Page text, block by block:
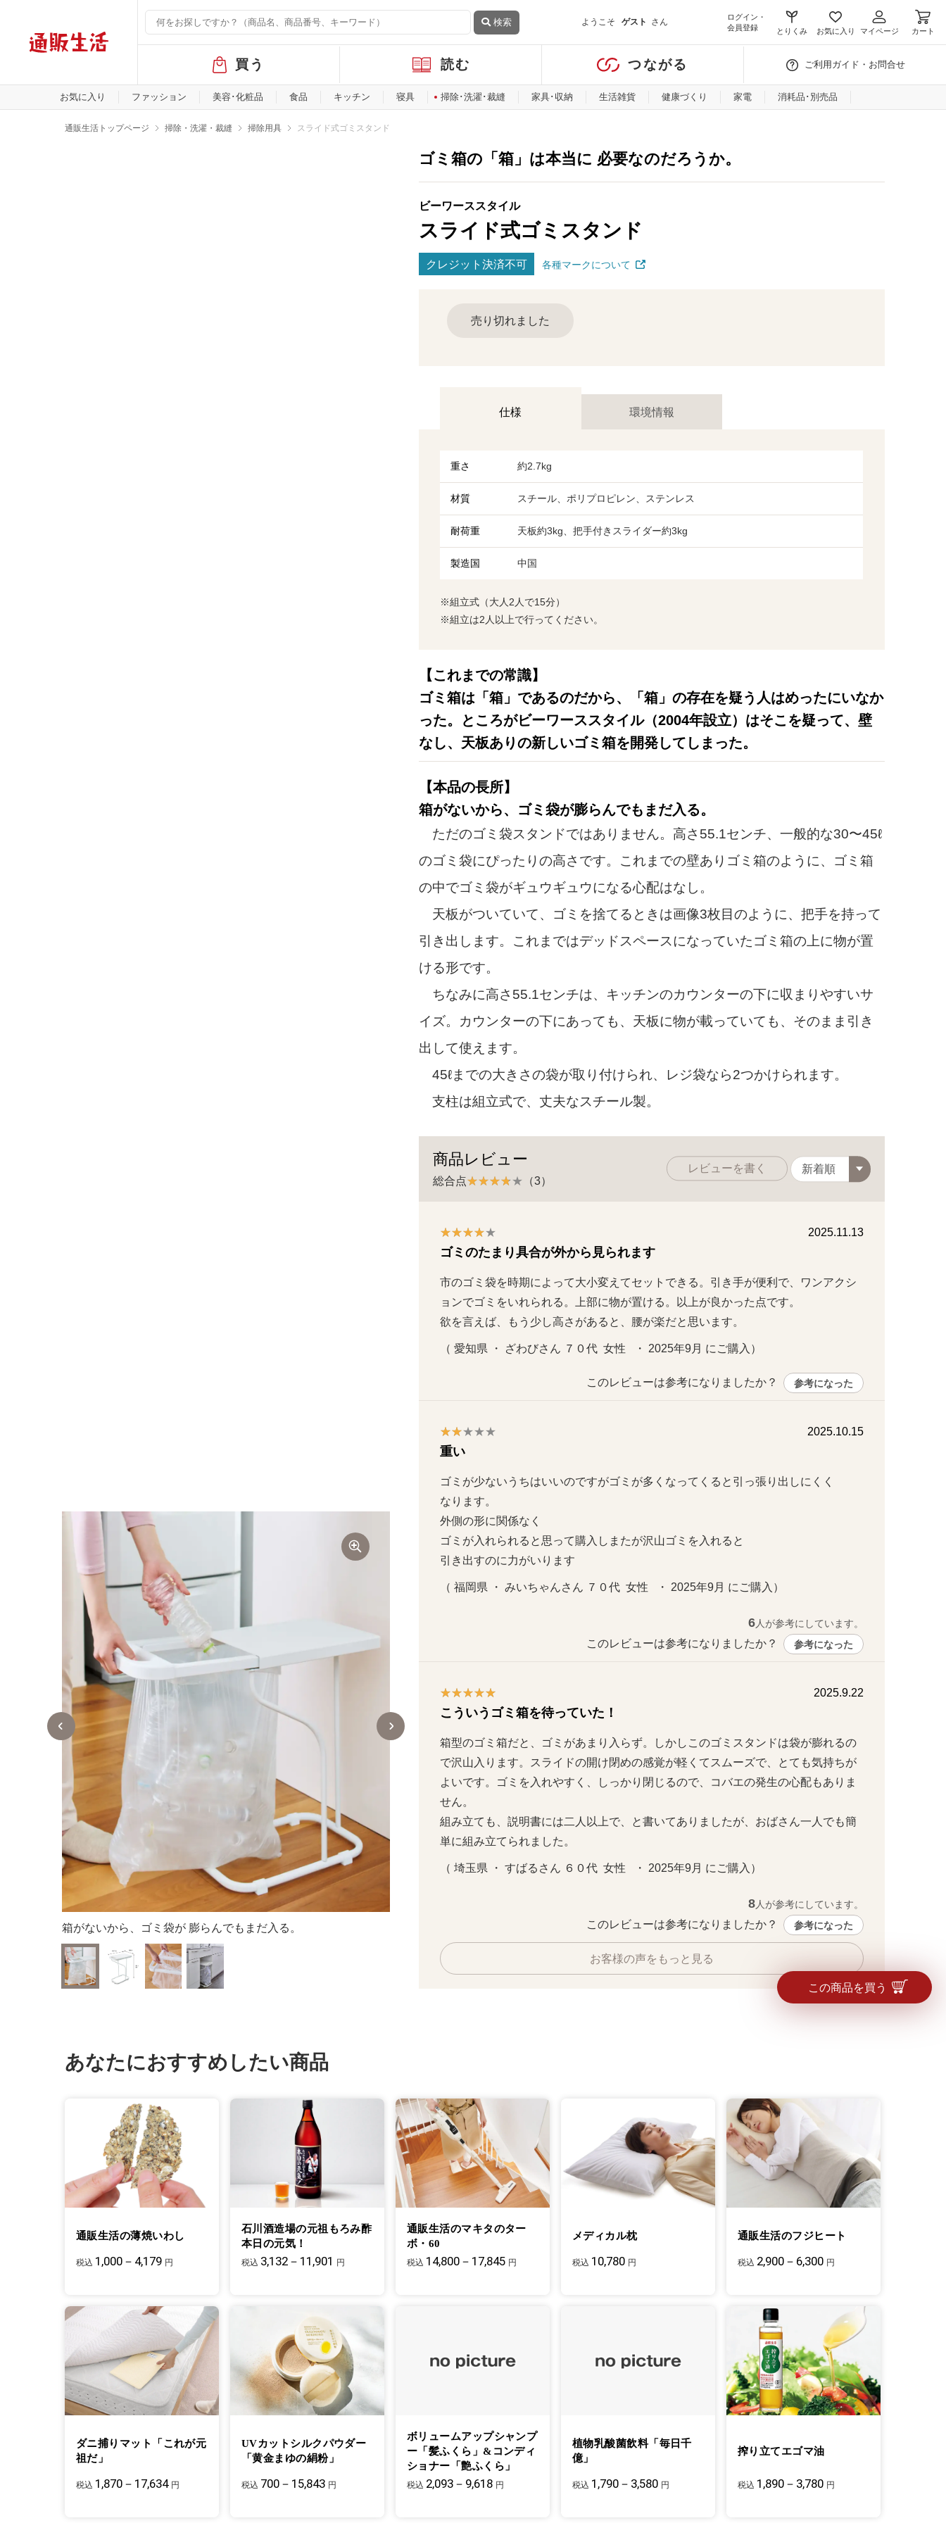
検索 ようこそ ゲスト さん
ログイン・
会員登録
とりくみ お気に入り マイページ カート
バ
ル
メ
買う 読む つながる ご利用ガイド・お問合せ
お気に入り ファッション 美容･化粧品 食品 キッチン 寝具 掃除･洗濯･裁縫 家具･収納 生活雑貨 健康づくり 家電 消耗品･別売品
通販生活トップページ 掃除・洗濯・裁縫 掃除用具 スライド式ゴミスタンド
ゴミ箱の「箱」は本当に 必要なのだろうか。
箱がないから、ゴミ袋が 膨らんでもまだ入る。 フレームにゴミ袋を取り付ける。
ビーワーススタイル
スライド式ゴミスタンド
クレジット決済不可 各種マークについて
売り切れました
仕様 環境情報
重さ 約2.7kg
材質 スチール、ポリプロピレン、ステンレス
耐荷重 天板約3kg、把手付きスライダー約3kg
製造国 中国
※組立式（大人2人で15分）
※組立は2人以上で行ってください。
【これまでの常識】
ゴミ箱は「箱」であるのだから、「箱」の存在を疑う人はめったにいなか
った。ところがビーワーススタイル（2004年設立）はそこを疑って、壁
なし、天板ありの新しいゴミ箱を開発してしまった。
【本品の長所】
箱がないから、ゴミ袋が膨らんでもまだ入る。
ただのゴミ袋スタンドではありません。高さ55.1センチ、一般的な30〜45ℓ
のゴミ袋にぴったりの高さです。これまでの壁ありゴミ箱のように、ゴミ箱
の中でゴミ袋がギュウギュウになる心配はなし。
天板がついていて、ゴミを捨てるときは画像3枚目のように、把手を持って
引き出します。これまではデッドスペースになっていたゴミ箱の上に物が置
ける形です。
ちなみに高さ55.1センチは、キッチンのカウンターの下に収まりやすいサ
イズ。カウンターの下にあっても、天板に物が載っていても、そのまま引き
出して使えます。
45ℓまでの大きさの袋が取り付けられ、レジ袋なら2つかけられます。
支柱は組立式で、丈夫なスチール製。
商品レビュー
総合点 （3）
レビューを書く
2025.11.13
ゴミのたまり具合が外から見られます
市のゴミ袋を時期によって大小変えてセットできる。引き手が便利で、ワンアクシ
ョンでゴミをいれられる。上部に物が置ける。以上が良かった点です。
欲を言えば、もう少し高さがあると、腰が楽だと思います。
（ 愛知県 ・ ざわびさん ７０代  女性   ・ 2025年9月 にご購入）
このレビューは参考になりましたか？ 参考になった
2025.10.15
重い
ゴミが少ないうちはいいのですがゴミが多くなってくると引っ張り出しにくく
なります。
外側の形に関係なく
ゴミが入れられると思って購入しまたが沢山ゴミを入れると
引き出すのに力がいります
（ 福岡県 ・ みいちゃんさん ７０代  女性   ・ 2025年9月 にご購入）
6人が参考にしています。
このレビューは参考になりましたか？ 参考になった
2025.9.22
こういうゴミ箱を待っていた！
箱型のゴミ箱だと、ゴミがあまり入らず。しかしこのゴミスタンドは袋が膨れるの
で沢山入ります。スライドの開け閉めの感覚が軽くてスムーズで、とても気持ちが
よいです。ゴミを入れやすく、しっかり閉じるので、コバエの発生の心配もありま
せん。
組み立ても、説明書には二人以上で、と書いてありましたが、おばさん一人でも簡
単に組み立てられました。
（ 埼玉県 ・ すばるさん ６０代  女性   ・ 2025年9月 にご購入）
8人が参考にしています。
このレビューは参考になりましたか？ 参考になった
お客様の声をもっと見る
この商品を買う
あなたにおすすめしたい商品
通販生活の薄焼いわし
税込 1,000－4,179 円
石川酒造場の元祖もろみ酢
本日の元気！
税込 3,132－11,901 円
通販生活のマキタのター
ボ・60
税込 14,800－17,845 円
メディカル枕
税込 10,780 円
通販生活のフジヒート
税込 2,900－6,300 円
ダニ捕りマット「これが元
祖だ」
税込 1,870－17,634 円
UVカットシルクパウダー
「黄金まゆの絹粉」
税込 700－15,843 円
ボリュームアップシャンプ
ー「髪ふくら」&コンディ
ショナー「艶ふくら」
税込 2,093－9,618 円
植物乳酸菌飲料「毎日千
億」
税込 1,790－3,580 円
搾り立てエゴマ油
税込 1,890－3,780 円